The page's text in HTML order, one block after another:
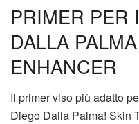
PRIMER PER
DALLA
ENHANCER
Il primer viso più adatto
Diego Dalla Palma! Skin